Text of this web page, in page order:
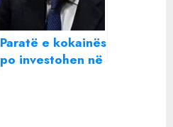
Paratë e kokainës
po investohen në